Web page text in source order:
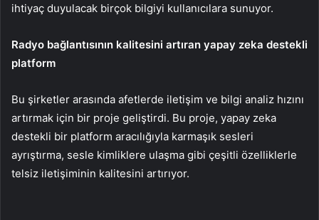
ihtiyaç duyulacak birçok bilgiyi kullanıcılara sunuyor.
Radyo bağlantısının kalitesini artıran yapay zeka destekli
platform
Bu şirketler arasında afetlerde iletişim ve bilgi analiz hızını
artırmak için bir proje geliştirdi. Bu proje, yapay zeka
destekli bir platform aracılığıyla karmaşık sesleri
ayrıştırma, sesle kimliklere ulaşma gibi çeşitli özelliklerle
telsiz iletişiminin kalitesini artırıyor.